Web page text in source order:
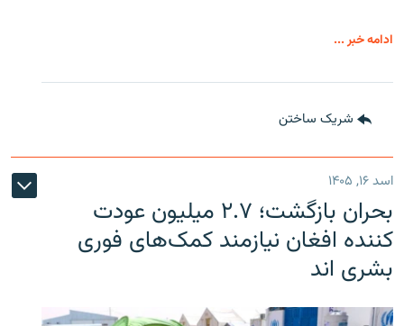
ادامه خبر ...
شریک ساختن
اسد ۱۶, ۱۴۰۵
بحران بازگشت؛ ۲.۷ میلیون عودت
کننده افغان نیازمند کمک‌های فوری
بشری اند